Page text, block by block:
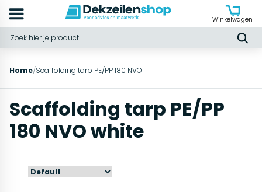
Winkelwagen
Home/Scaffolding tarp PE/PP 180 NVO
Scaffolding tarp PE/PP
180 NVO white